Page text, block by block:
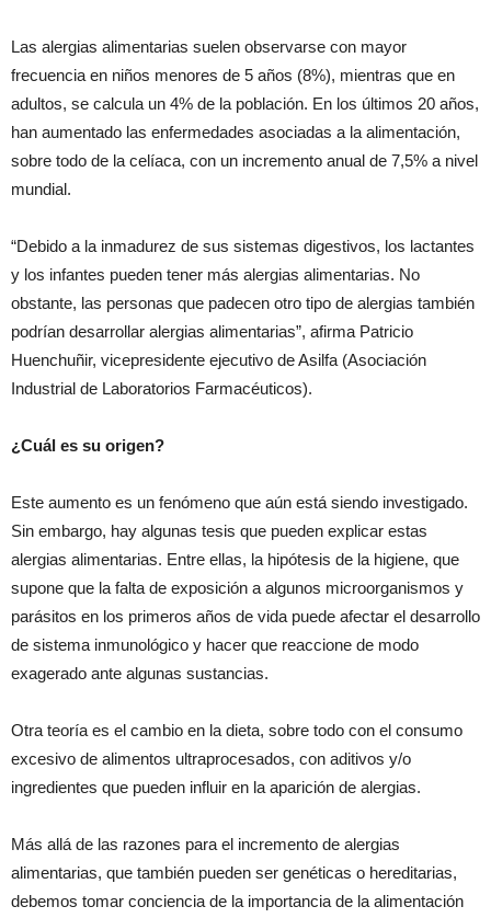
Las alergias alimentarias suelen observarse con mayor
frecuencia en niños menores de 5 años (8%), mientras que en
adultos, se calcula un 4% de la población. En los últimos 20 años,
han aumentado las enfermedades asociadas a la alimentación,
sobre todo de la celíaca, con un incremento anual de 7,5% a nivel
mundial.
“Debido a la inmadurez de sus sistemas digestivos, los lactantes
y los infantes pueden tener más alergias alimentarias. No
obstante, las personas que padecen otro tipo de alergias también
podrían desarrollar alergias alimentarias”, afirma Patricio
Huenchuñir, vicepresidente ejecutivo de Asilfa (Asociación
Industrial de Laboratorios Farmacéuticos).
¿Cuál es su origen?
Este aumento es un fenómeno que aún está siendo investigado.
Sin embargo, hay algunas tesis que pueden explicar estas
alergias alimentarias. Entre ellas, la hipótesis de la higiene, que
supone que la falta de exposición a algunos microorganismos y
parásitos en los primeros años de vida puede afectar el desarrollo
de sistema inmunológico y hacer que reaccione de modo
exagerado ante algunas sustancias.
Otra teoría es el cambio en la dieta, sobre todo con el consumo
excesivo de alimentos ultraprocesados, con aditivos y/o
ingredientes que pueden influir en la aparición de alergias.
Más allá de las razones para el incremento de alergias
alimentarias, que también pueden ser genéticas o hereditarias,
debemos tomar conciencia de la importancia de la alimentación